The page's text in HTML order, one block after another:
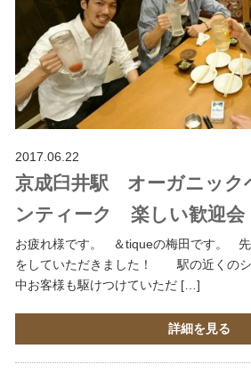
2017.06.22
京成臼井駅 オーガニッ
ンティーク 楽しい歓迎会
お疲れ様です。 ＆tiqueの梅田です。 先
をしていただきました！ 駅の近くの
中お客様も駆けつけていただ […]
詳細を見る